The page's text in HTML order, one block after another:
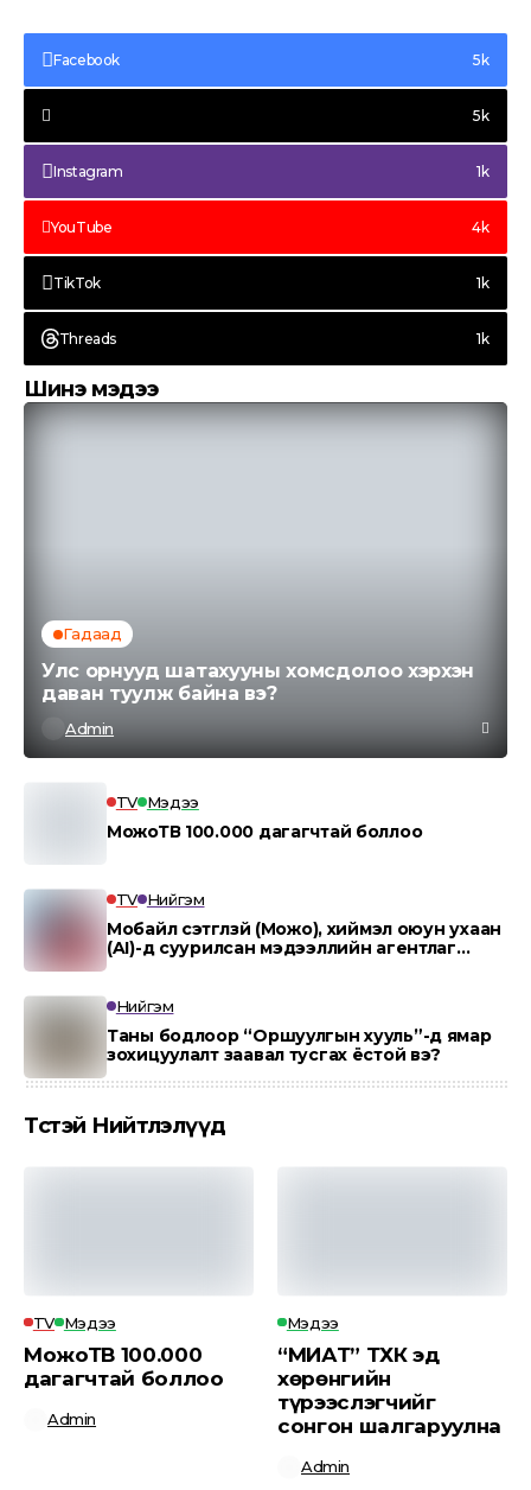
Улсад хийж буй
албан ёсны
айлчлал үргэлжилж
байна
ХЭТЭРХИЙ
Facebook 5k
5k
Instagram 1k
YouTube 4k
TikTok 1k
Threads 1k
Шинэ мэдээ
Гадаад
Улс орнууд шатахууны хомсдолоо хэрхэн
даван туулж байна вэ?
Admin
TV Мэдээ
МожоТВ 100.000 дагагчтай боллоо
TV Нийгэм
Мобайл сэтгүүлзүй (Можо), хиймэл оюун ухаан
(AI)-д суурилсан мэдээллийн агентлаг
Нийгэм
Таны бодлоор “Оршуулгын хууль”-д ямар
зохицуулалт заавал тусгах ёстой вэ?
Төсөөтэй Нийтлэлүүд
TV Мэдээ
МожоТВ 100.000
дагагчтай боллоо
Admin
Мэдээ
“МИАТ” ТӨХК эд
хөрөнгийн
түрээслэгчийг
сонгон шалгаруулна
Admin